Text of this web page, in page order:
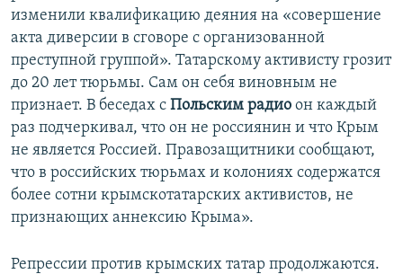
изменили квалификацию деяния на «совершение
акта диверсии в сговоре с организованной
преступной группой». Татарскому активисту грозит
до 20 лет тюрьмы. Сам он себя виновным не
признает. В беседах с Польским радио он каждый
раз подчеркивал, что он не россиянин и что Крым
не является Россией. Правозащитники сообщают,
что в российских тюрьмах и колониях содержатся
более сотни крымскотатарских активистов, не
признающих аннексию Крыма».
Репрессии против крымских татар продолжаются.